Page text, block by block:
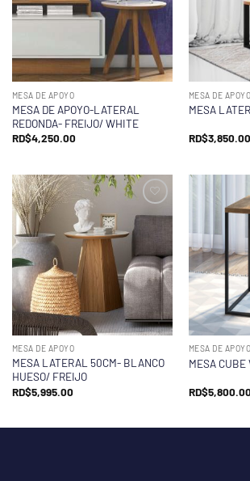
MESA DE APOYO
MESA DE APOYO-LATERAL
REDONDA- FREIJO/ WHITE
RD$4,250.00
MESA DE APOYO
MESA
RD$3,850.00
MESA DE APOYO
MESA LATERAL 50CM- BLANCO
HUESO/ FREIJO
RD$5,995.00
MESA DE APOYO
MESA CUBE
RD$